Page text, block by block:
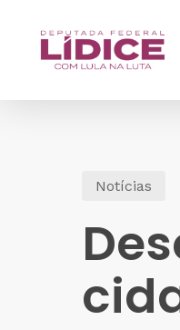
Notícias